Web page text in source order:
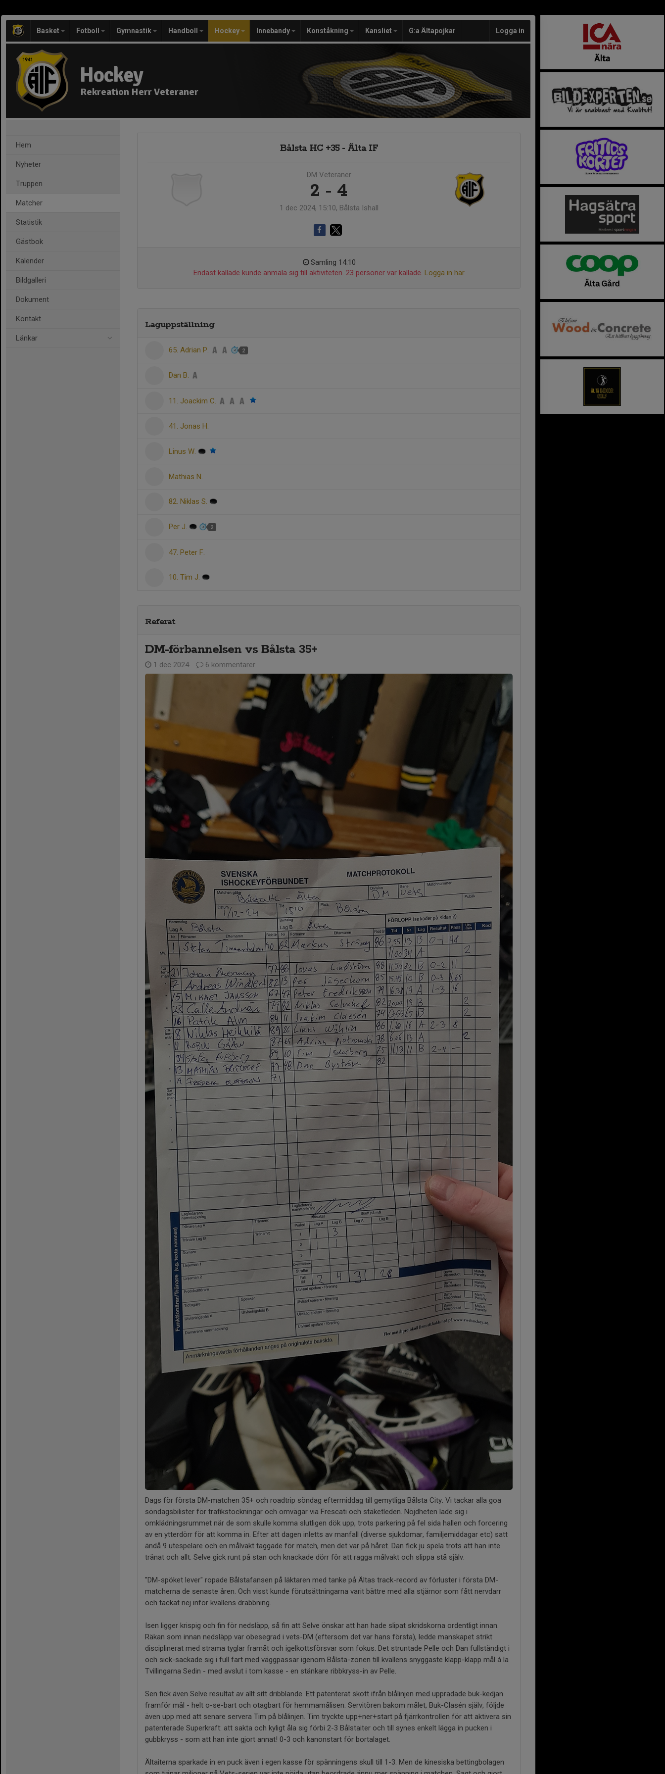
Basket Fotboll Gymnastik Handboll Hockey Innebandy Konståkning Kansliet G:a Ältapojkar Logga in
Hockey
Rekreation Herr Veteraner
Hem
Nyheter
Truppen
Matcher
Statistik
Gästbok
Kalender
Bildgalleri
Dokument
Kontakt
Länkar
Bålsta HC +35 - Älta IF
DM Veteraner
2 - 4
1 dec 2024, 15:10, Bålsta Ishall
Samling 14:10
Endast kallade kunde anmäla sig till aktiviteten. 23 personer var kallade. Logga in här
Laguppställning
65. Adrian P. 2
Dan B.
11. Joackim C.
41. Jonas H.
Linus W.
Mathias N.
82. Niklas S.
Per J. 2
47. Peter F.
10. Tim J.
Referat
DM-förbannelsen vs Bålsta 35+
1 dec 2024 6 kommentarer
Dags för första DM-matchen 35+ och roadtrip söndag eftermiddag till gemytliga Bålsta City. Vi tackar alla goa
söndagsbilister för trafikstockningar och omvägar via Frescati och stäketleden. Nöjdheten lade sig i
omklädningsrummet när de som skulle komma slutligen dök upp, trots parkering på fel sida hallen och forcering
av en ytterdörr för att komma in. Efter att dagen inletts av manfall (diverse sjukdomar, familjemiddagar etc) satt
ändå 9 utespelare och en målvakt taggade för match, men det var på håret. Dan fick ju spela trots att han inte
tränat och allt. Selve gick runt på stan och knackade dörr för att ragga målvakt och slippa stå själv.
"DM-spöket lever" ropade Bålstafansen på läktaren med tanke på Ältas track-record av förluster i första DM-
matcherna de senaste åren. Och visst kunde förutsättningarna varit bättre med alla stjärnor som fått nervdarr
och tackat nej inför kvällens drabbning.
Isen ligger krispig och fin för nedsläpp, så fin att Selve önskar att han hade slipat skridskorna ordentligt innan.
Räkan som innan nedsläpp var obesegrad i vets-DM (eftersom det var hans första), ledde manskapet strikt
disciplinerat med strama tyglar framåt och igelkottsförsvar som fokus. Det struntade Pelle och Dan fullständigt i
och sick-sackade sig i full fart med väggpassar igenom Bålsta-zonen till kvällens snyggaste klapp-klapp mål á la
Tvillingarna Sedin - med avslut i tom kasse - en stänkare ribbkryss-in av Pelle.
Sen fick även Selve resultat av allt sitt dribblande. Ett patenterat skott ifrån blålinjen med uppradade buk-kedjan
framför mål - helt o-se-bart och otagbart för hemmamålisen. Servitören bakom målet, Buk-Clasén själv, följde
även upp med att senare servera Tim på blålinjen. Tim tryckte upp+ner+start på fjärrkontrollen för att aktivera sin
patenterade Superkraft: att sakta och kyligt åla sig förbi 2-3 Bålstaiter och till synes enkelt lägga in pucken i
gubbkryss - som att han inte gjort annat! 0-3 och kanonstart för bortalaget.
Ältaiterna sparkade in en puck även i egen kasse för spänningens skull till 1-3. Men de kinesiska bettingbolagen